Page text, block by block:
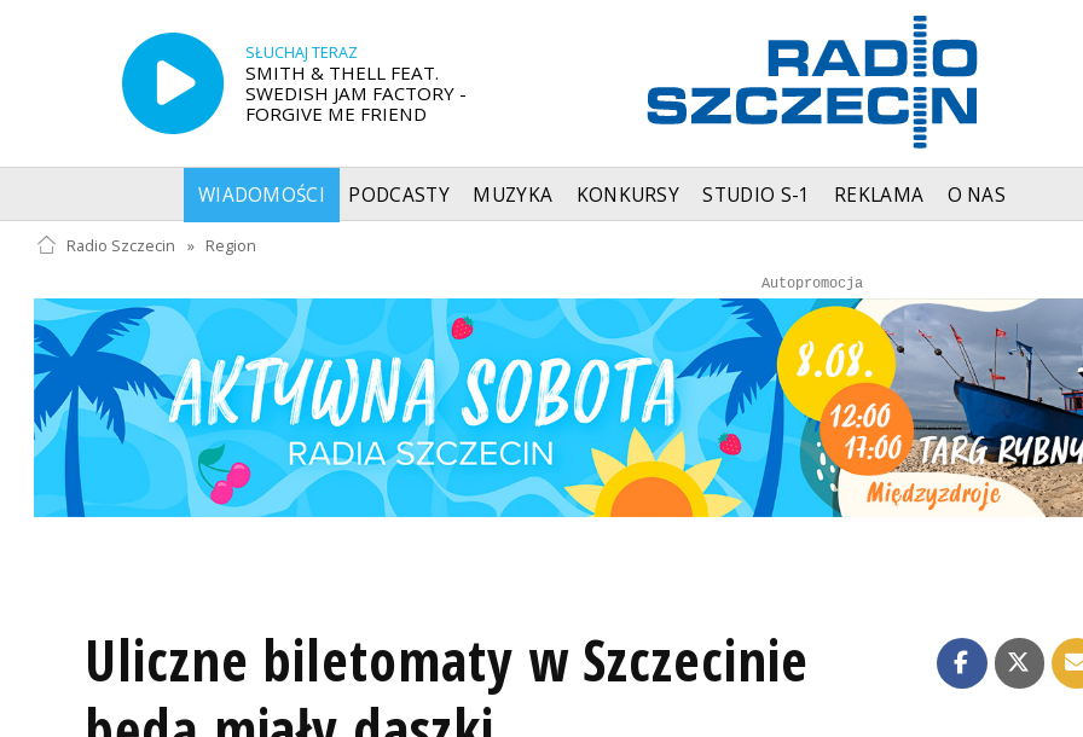
SŁUCHAJ TERAZ
SMITH & THELL FEAT.
SWEDISH JAM FACTORY -
FORGIVE ME FRIEND
WIADOMOŚCI PODCASTY MUZYKA KONKURSY STUDIO S-1 REKLAMA O NAS
Radio Szczecin » Region
Autopromocja
Reklama
Autopromocja
Uliczne biletomaty w Szczecinie